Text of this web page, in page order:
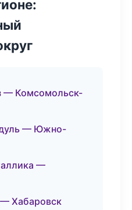
Комсомольск-
— Южно-
—
Хабаровск